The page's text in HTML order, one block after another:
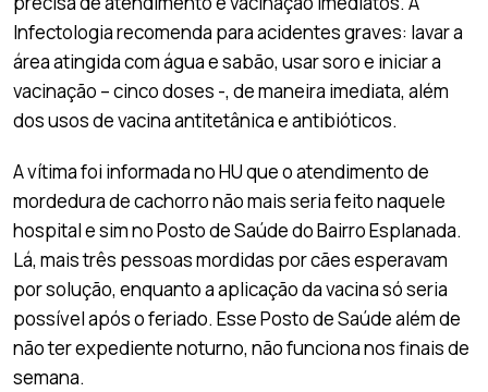
Infectologia recomenda para acidentes graves: lavar a
área atingida com água e sabão, usar soro e iniciar a
vacinação – cinco doses -, de maneira imediata, além
dos usos de vacina antitetânica e antibióticos.
A vítima foi informada no HU que o atendimento de
mordedura de cachorro não mais seria feito naquele
hospital e sim no Posto de Saúde do Bairro Esplanada.
Lá, mais três pessoas mordidas por cães esperavam
por solução, enquanto a aplicação da vacina só seria
possível após o feriado. Esse Posto de Saúde além de
não ter expediente noturno, não funciona nos finais de
semana.